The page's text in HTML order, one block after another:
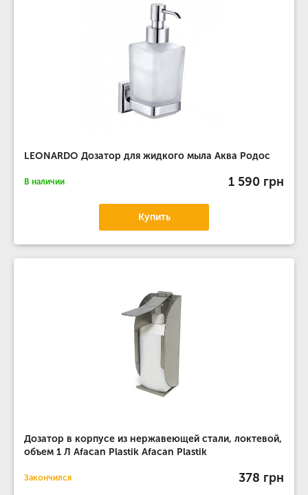
LEONARDO Дозатор для жидкого мыла Аква Родос
В наличии 1 590 грн
Купить
Дозатор в корпусе из нержавеющей стали, локтевой,
объем 1 Л Afacan Plastik Afacan Plastik
Закончился 378 грн